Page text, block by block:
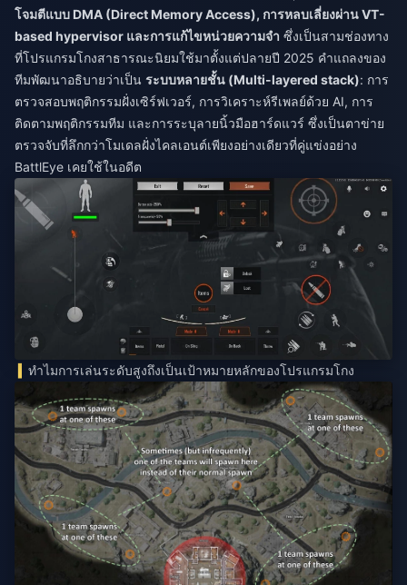
โจมตีแบบ DMA (Direct Memory Access), การหลบเลี่ยงผ่าน VT-
based hypervisor และการแก้ไขหน่วยความจำ ซึ่งเป็นสามช่องทาง
ที่โปรแกรมโกงสาธารณะนิยมใช้มาตั้งแต่ปลายปี 2025 คำแถลงของ
ทีมพัฒนาอธิบายว่าเป็น ระบบหลายชั้น (Multi-layered stack): การ
ตรวจสอบพฤติกรรมฝั่งเซิร์ฟเวอร์, การวิเคราะห์รีเพลย์ด้วย AI, การ
ติดตามพฤติกรรมทีม และการระบุลายนิ้วมือฮาร์ดแวร์ ซึ่งเป็นตาข่าย
ตรวจจับที่ลึกกว่าโมเดลฝั่งไคลเอนต์เพียงอย่างเดียวที่คู่แข่งอย่าง
BattlEye เคยใช้ในอดีต
ทำไมการเล่นระดับสูงถึงเป็นเป้าหมายหลักของโปรแกรมโกง